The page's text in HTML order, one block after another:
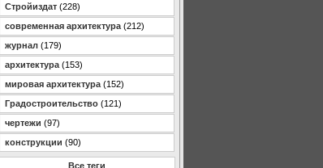
Стройиздат (228)
современная архитектура (212)
журнал (179)
архитектура (153)
мировая архитектура (152)
Градостроительство (121)
чертежи (97)
конструкции (90)
Все теги